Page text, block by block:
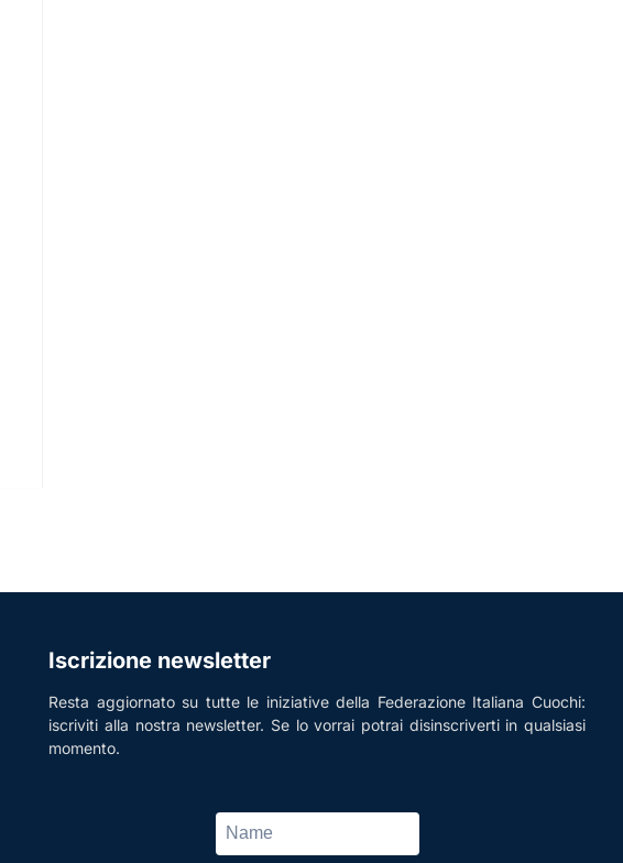
Iscrizione newsletter
Resta aggiornato su tutte le iniziative della Federazione Italiana Cuochi:
iscriviti alla nostra newsletter. Se lo vorrai potrai disinscriverti in qualsiasi
momento.